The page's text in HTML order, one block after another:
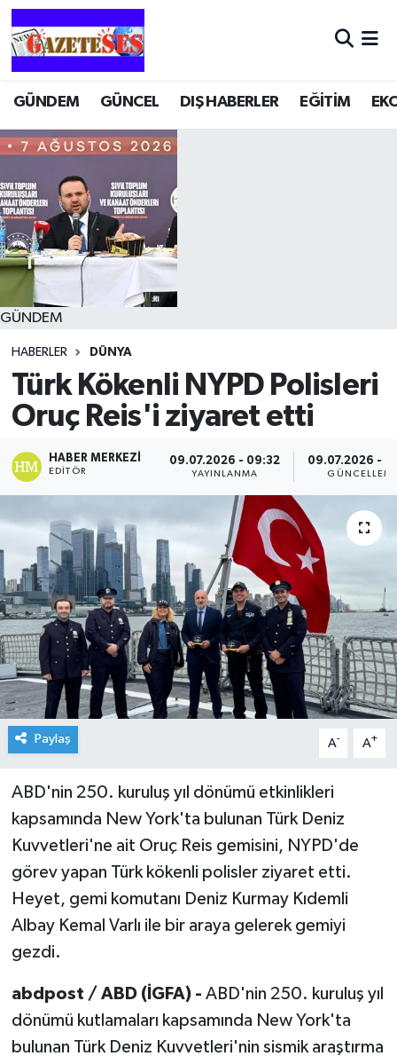
GÜNDEM GÜNCEL DIŞ HABERLER EĞİTİM
GÜNDEM
HABERLER DÜNYA
Türk Kökenli NYPD Polisleri
Oruç Reis'i ziyaret etti
HABER MERKEZI
EDITÖR
09.07.2026 - 09:32
YAYINLANMA
09.07.2026 -
Paylaş A- A+
ABD'nin 250. kuruluş yıl dönümü etkinlikleri
kapsamında New York'ta bulunan Türk Deniz
Kuvvetleri'ne ait Oruç Reis gemisini, NYPD'de
görev yapan Türk kökenli polisler ziyaret etti.
Heyet, gemi komutanı Deniz Kurmay Kıdemli
Albay Kemal Varlı ile bir araya gelerek gemiyi
gezdi.
abdpost / ABD (İGFA) - ABD'nin 250. kuruluş yıl
dönümü kutlamaları kapsamında New York'ta
bulunan Türk Deniz Kuvvetleri'nin sismik araştırma